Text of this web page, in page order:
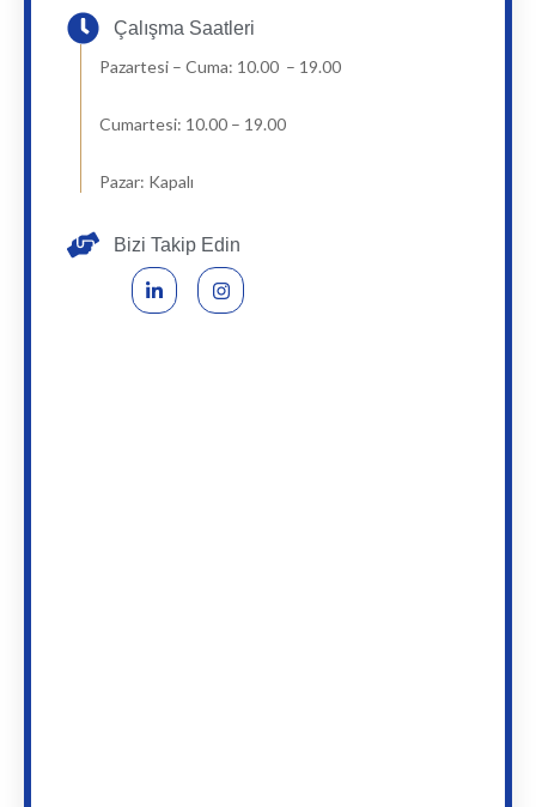
Çalışma Saatleri
Pazartesi – Cuma: 10.00 – 19.00
Cumartesi: 10.00 – 19.00
Pazar: Kapalı
Bizi Takip Edin